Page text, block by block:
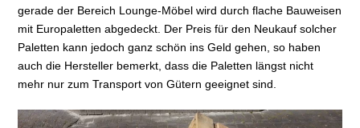
gerade der Bereich Lounge-Möbel wird durch flache Bauweisen
mit Europaletten abgedeckt. Der Preis für den Neukauf solcher
Paletten kann jedoch ganz schön ins Geld gehen, so haben
auch die Hersteller bemerkt, dass die Paletten längst nicht
mehr nur zum Transport von Gütern geeignet sind.